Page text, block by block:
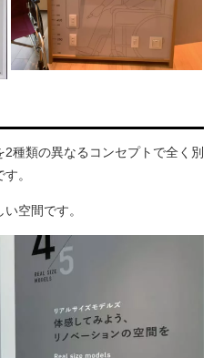
種類の異なるコンセプトで全く別
。
空間です。